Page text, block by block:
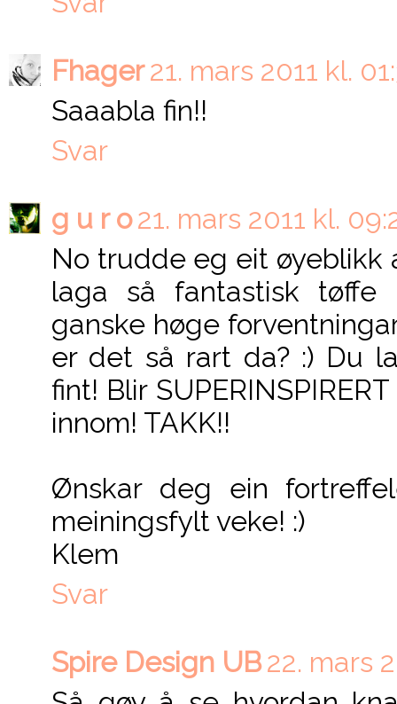
Fhager21. mars 2011 kl.
Saaabla fin!!
Svar
g u r o21. mars 2011 kl.
No trudde eg eit øyeblikk
laga så fantastisk tøffe
ganske høge
er det så rart da? :) Du
fint! Blir
innom! TAKK!!
Ønskar deg ein
meiningsfylt veke! :)
Klem
Svar
Spire Design UB22. mars